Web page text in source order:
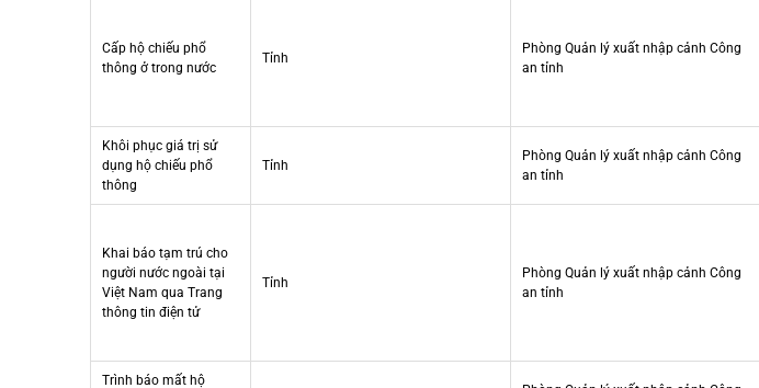
Cấp hộ chiếu phổ
thông ở trong nước
Tỉnh
Phòng Quản lý xuất nhập cảnh Công
an tỉnh
Khôi phục giá trị sử
dụng hộ chiếu phổ
thông
Tỉnh
Phòng Quản lý xuất nhập cảnh Công
an tỉnh
Khai báo tạm trú cho
người nước ngoài tại
Việt Nam qua Trang
thông tin điện tử
Tỉnh
Phòng Quản lý xuất nhập cảnh Công
an tỉnh
Trình báo mất hộ